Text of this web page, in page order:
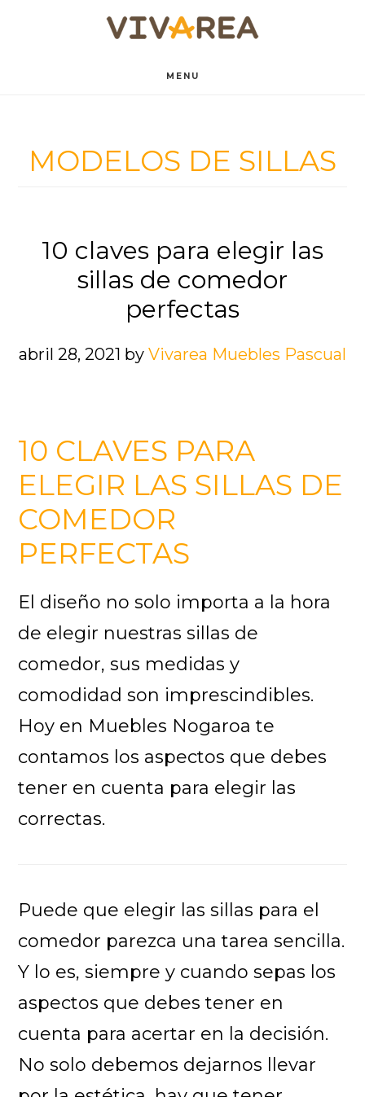
MENU
MODELOS DE SILLAS
10 claves para elegir las
sillas de comedor
perfectas
abril 28, 2021 by Vivarea Muebles Pascual
10 CLAVES PARA
ELEGIR LAS SILLAS DE
COMEDOR
PERFECTAS
El diseño no solo importa a la hora
de elegir nuestras sillas de
comedor, sus medidas y
comodidad son imprescindibles.
Hoy en Muebles Nogaroa te
contamos los aspectos que debes
tener en cuenta para elegir las
correctas.
Puede que elegir las sillas para el
comedor parezca una tarea sencilla.
Y lo es, siempre y cuando sepas los
aspectos que debes tener en
cuenta para acertar en la decisión.
No solo debemos dejarnos llevar